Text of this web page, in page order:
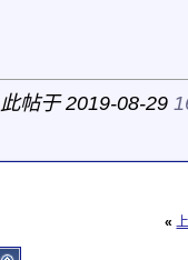
此帖于 2019-08-29
«